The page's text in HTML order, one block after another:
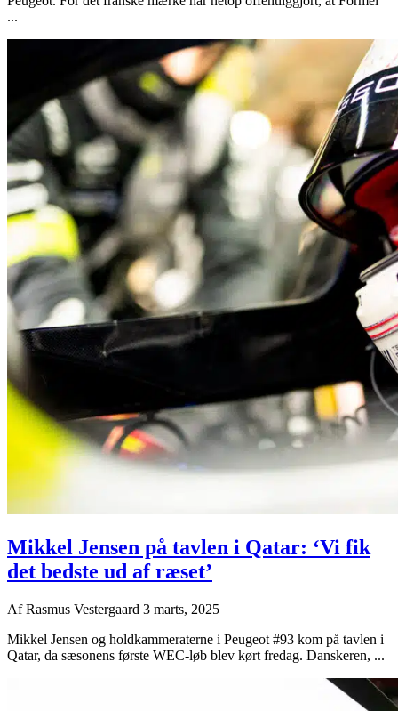
...
Mikkel Jensen på tavlen i Qatar: ‘Vi fik
det bedste ud af ræset’
AfRasmus Vestergaard 3 marts, 2025
Mikkel Jensen og holdkammeraterne i Peugeot #93 kom på tavlen i
Qatar, da sæsonens første WEC-løb blev kørt fredag. Danskeren, ...